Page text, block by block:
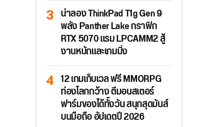
น่าลอง ThinkPad T1g Gen 9
พลัง Panther Lake กราฟิก
RTX 5070 แรม LPCAMM2 สู้
งานหนักและเกมมิ่ง
12 เกมเก็บเวล ฟรี MMORPG
ท่องโลกกว้าง ตีมอนสเตอร์
ฟาร์มของได้ทั้งวัน สนุกสุดมันส์
บนมือถือ อัปเดตปี 2026